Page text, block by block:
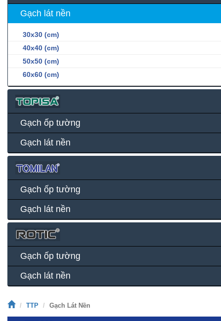
Gạch lát nền
30x30 (cm)
40x40 (cm)
50x50 (cm)
60x60 (cm)
Gạch ốp tường
Gạch lát nền
Gạch ốp tường
Gạch lát nền
Gạch ốp tường
Gạch lát nền
TTP Gạch Lát Nền